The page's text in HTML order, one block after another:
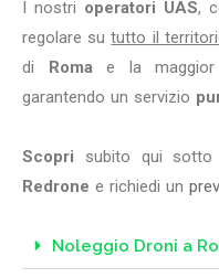
I nostri operatori UAS,
regolare sututto il
di Roma e la
garantendo un servizio
Scopri subito qui
Redrone e richiedi un
Noleggio Droni a